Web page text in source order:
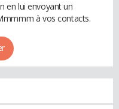
en lui envoyant un
à vos contacts.